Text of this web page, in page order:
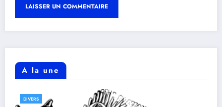
A la une
DIVERS